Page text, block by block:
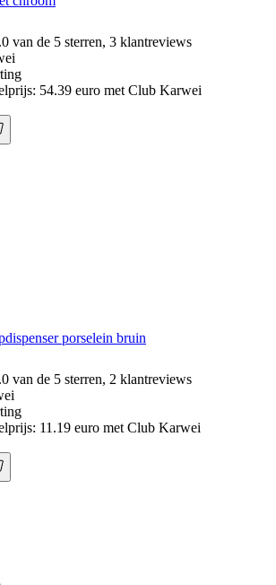
van de 5 sterren, 3 klantreviews
54.39 euro met Club Karwei
porselein bruin
van de 5 sterren, 2 klantreviews
11.19 euro met Club Karwei